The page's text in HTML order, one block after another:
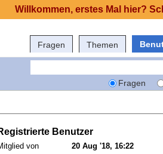
Fragen Themen
Fragen
Benutzer
von
20 Aug '18, 16:22
Willkommen, erstes Mal hier?